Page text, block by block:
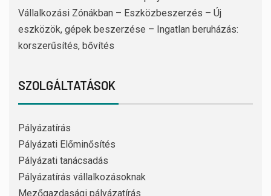
Vállalkozási Zónákban – Eszközbeszerzés – Új
eszközök, gépek beszerzése – Ingatlan beruházás:
korszerűsítés, bővítés
SZOLGÁLTATÁSOK
Pályázatírás
Pályázati Előminősítés
Pályázati tanácsadás
Pályázatírás vállalkozásoknak
Mezőgazdasági pályázatírás